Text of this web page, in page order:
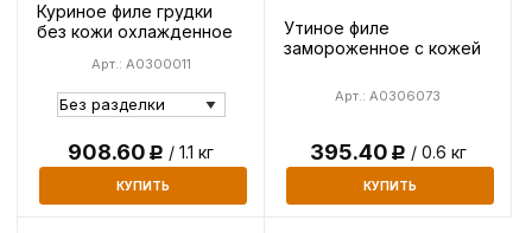
Куриное филе грудки
без кожи охлажденное
Арт.: A0300011
908.60Р / 1.1 кг
КУПИТЬ
Утиное филе
замороженное с кожей
Арт.: A0306073
395.40Р / 0.6 кг
КУПИТЬ